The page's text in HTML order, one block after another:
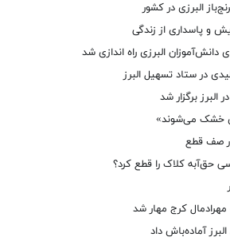
البرزی در کشور
و پاسداری از زندگی
البرز برگزار شد
خشک می‌شوند»
صف قطع
حق‌آبه کلاک را قطع کرد؟
کرج مهار شد
آماده‌باش داد